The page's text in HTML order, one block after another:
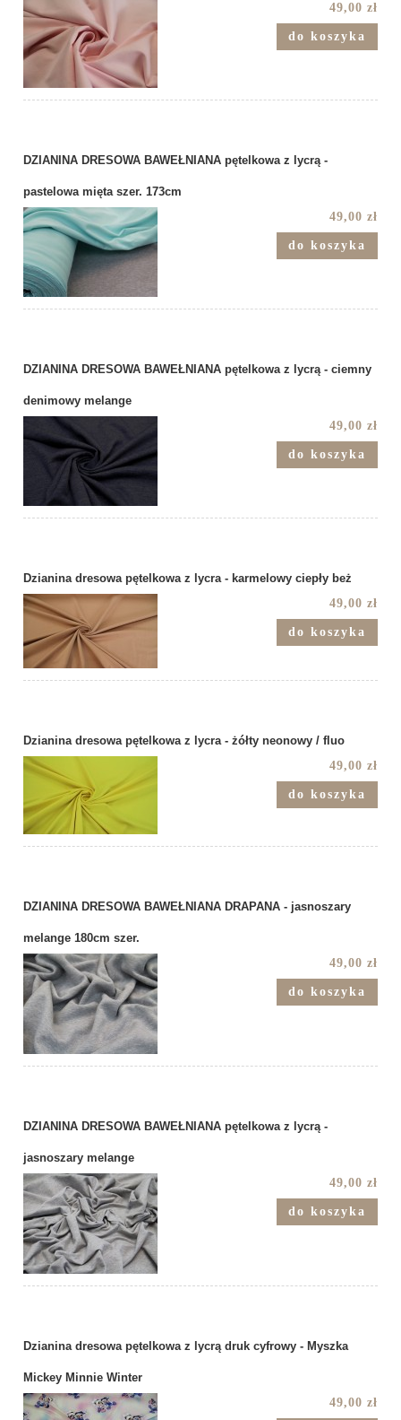
49,00 zł
do koszyka
DZIANINA DRESOWA BAWEŁNIANA pętelkowa z lycrą -
pastelowa mięta szer. 173cm
49,00 zł
do koszyka
DZIANINA DRESOWA BAWEŁNIANA pętelkowa z lycrą - ciemny
denimowy melange
49,00 zł
do koszyka
Dzianina dresowa pętelkowa z lycra - karmelowy ciepły beż
49,00 zł
do koszyka
Dzianina dresowa pętelkowa z lycra - żółty neonowy / fluo
49,00 zł
do koszyka
DZIANINA DRESOWA BAWEŁNIANA DRAPANA - jasnoszary
melange 180cm szer.
49,00 zł
do koszyka
DZIANINA DRESOWA BAWEŁNIANA pętelkowa z lycrą -
jasnoszary melange
49,00 zł
do koszyka
Dzianina dresowa pętelkowa z lycrą druk cyfrowy - Myszka
Mickey Minnie Winter
49,00 zł